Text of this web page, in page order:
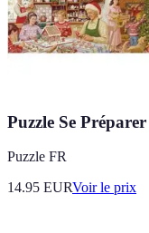
Puzzle Se
Puzzle FR
14.95 EURVoir le prix